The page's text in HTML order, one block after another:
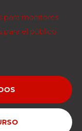
para monitores
para el público